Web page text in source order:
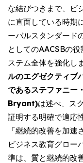
な結びつきまで、ビ
に直面している時期
ーバルスタンダード
としてのAACSBの
ステム全体を強化し
ルのエグゼクティブ
であるステファニ
Bryant)は述べ、ス
証明する明確で適応
「継続的改善を加
ビジネス教育グロー
準は、質と継続的改